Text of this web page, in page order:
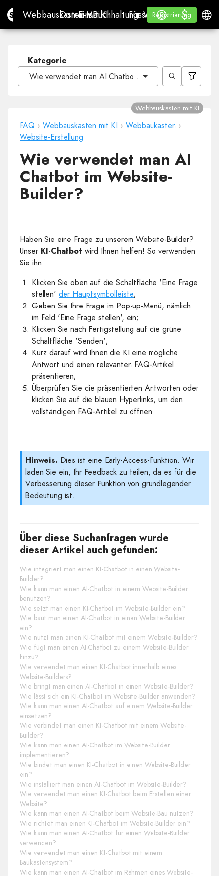
Site.proWebbauskasten mit KI
Webbauskasten mit KI
Domains
Domains
E-Mail
E-MailBuchhaltungssoftware
Buchhaltungssoftware
Für
Für Wiederverkäufer
WHITE LABEL
Lernen
Lernen
Registrierung
Registrierung
Anmelden
$
$
Kategorie
Wie verwendet man AI Chatbot im Website-Builder?
FAQ › Webbauskasten mit KI › Webbaukasten ›
Website-Erstellung
Webbauskasten mit KI
Wie verwendet man AI
Chatbot im Website-
Builder?
Haben Sie eine Frage zu unserem Website-Builder?
Unser KI-Chatbot wird Ihnen helfen! So verwenden
Sie ihn:
Klicken Sie oben auf die Schaltfläche 'Eine Frage
stellen' der Hauptsymbolleiste;
Geben Sie Ihre Frage im Pop-up-Menü, nämlich
im Feld 'Eine Frage stellen', ein;
Klicken Sie nach Fertigstellung auf die grüne
Schaltfläche 'Senden';
Kurz darauf wird Ihnen die KI eine mögliche
Antwort und einen relevanten FAQ-Artikel
präsentieren;
Überprüfen Sie die präsentierten Antworten oder
klicken Sie auf die blauen Hyperlinks, um den
vollständigen FAQ-Artikel zu öffnen.
Hinweis. Dies ist eine Early-Access-Funktion. Wir
laden Sie ein, Ihr Feedback zu teilen, da es für die
Verbesserung dieser Funktion von grundlegender
Bedeutung ist.
Über diese Suchanfragen wurde
dieser Artikel auch gefunden:
Wie integriert man einen KI-Chatbot in einen Website-
Builder?
Wie kann man einen AI-Chatbot in einem Website-Builder
benutzen?
Wie setzt man einen KI-Chatbot im Website-Builder ein?
Wie baut man einen AI-Chatbot in einen Website-Builder
ein?
Wie nutzt man einen KI-Chatbot mit einem Website-Builder?
Wie fügt man einen AI-Chatbot zu einem Website-Builder
hinzu?
Wie verwendet man einen KI-Chatbot innerhalb eines
Website-Builders?
Wie bringt man einen AI-Chatbot in einen Website-Builder?
Wie lässt sich ein KI-Chatbot im Website-Builder anwenden?
Wie kann man einen AI-Chatbot auf einem Website-Builder
einsetzen?
Wie verbindet man einen KI-Chatbot mit einem Website-
Builder?
Wie kann man einen AI-Chatbot im Website-Builder
implementieren?
Wie bindet man einen KI-Chatbot in einen Website-Builder
ein?
Wie installiert man einen AI-Chatbot im Website-Builder?
Wie verwendet man einen KI-Chatbot beim Erstellen einer
Website?
Wie kann man einen AI-Chatbot beim Website-Bau nutzen?
Wie richtet man einen KI-Chatbot im Website-Builder ein?
Wie kann man einen AI-Chatbot für einen Website-Builder
verwenden?
Wie verwendet man einen KI-Chatbot mit einem
Baukastensystem?
Wie kann man einen AI-Chatbot im Rahmen eines Website-